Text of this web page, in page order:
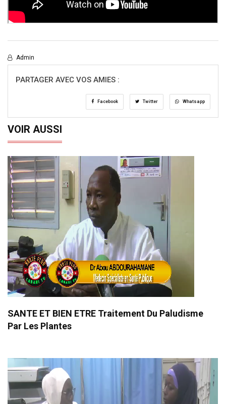
Admin
PARTAGER AVEC VOS AMIES :
Facebook Twitter Whatsapp
VOIR AUSSI
SANTE ET BIEN ETRE Traitement Du Paludisme
Par Les Plantes